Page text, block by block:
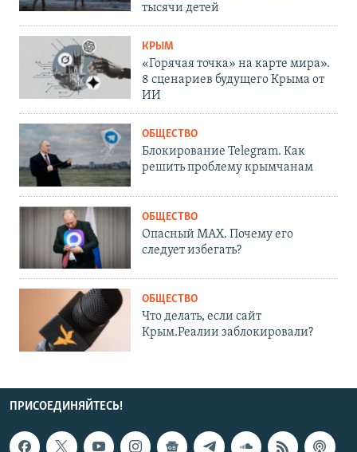
тысячи детей
КРЫМ
«Горячая точка» на карте мира».
8 сценариев будущего Крыма от
ИИ
ОБЩЕСТВО
Блокирование Telegram. Как
решить проблему крымчанам
ОБЩЕСТВО
Опасный MAX. Почему его
следует избегать?
ОБЩЕСТВО
Что делать, если сайт
Крым.Реалии заблокировали?
ПРИСОЕДИНЯЙТЕСЬ!